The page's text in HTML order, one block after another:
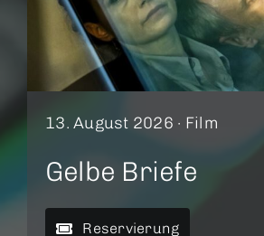
13. August 2026 · Film
Gelbe Briefe
Reservierung